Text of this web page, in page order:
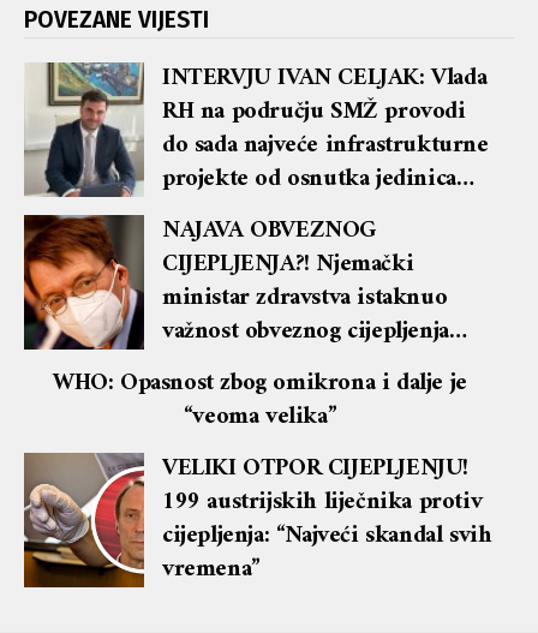
POVEZANE VIJESTI
INTERVJU IVAN CELJAK: Vlada
RH na području SMŽ provodi
do sada najveće infrastrukturne
projekte od osnutka jedinica
regionalne samouprave
NAJAVA OBVEZNOG
CIJEPLJENJA?! Njemački
ministar zdravstva istaknuo
važnost obveznog cijepljenja
protiv covida
WHO: Opasnost zbog omikrona i dalje je
“veoma velika”
VELIKI OTPOR CIJEPLJENJU!
199 austrijskih liječnika protiv
cijepljenja: “Najveći skandal svih
vremena”